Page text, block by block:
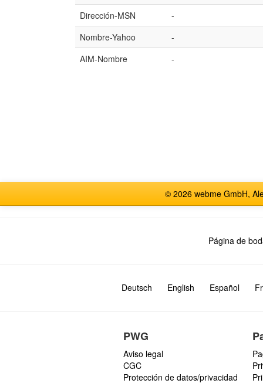
Dirección-MSN
-
Nombre-Yahoo
-
AIM-Nombre
-
© 2026 webme GmbH,
Página de
Deutsch English Español
PWG
Aviso legal
CGC
Protección de datos/privacidad